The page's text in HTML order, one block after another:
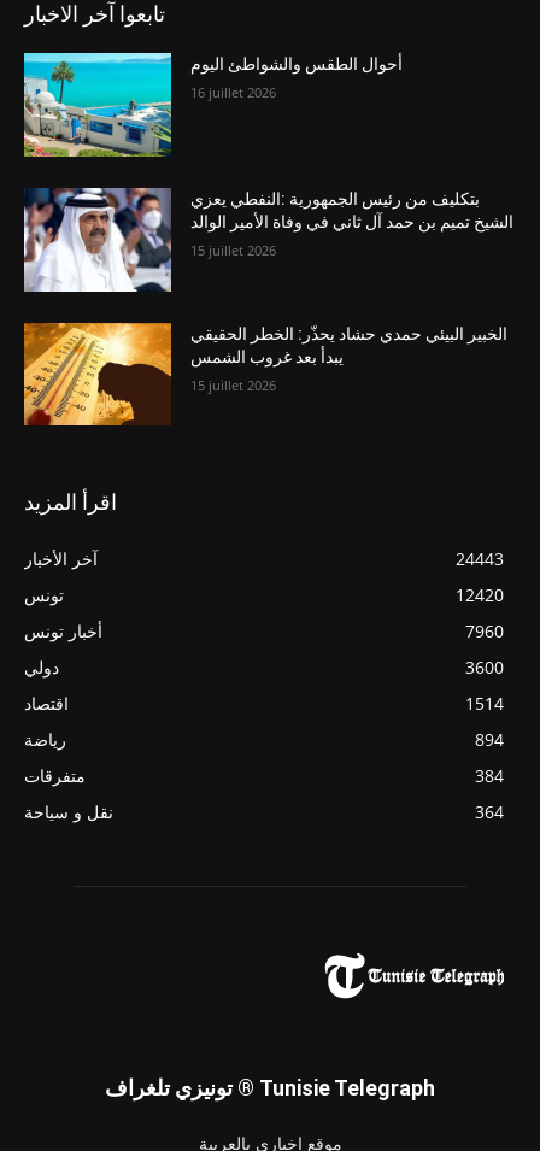
تابعوا آخر الاخبار
أحوال الطقس والشواطئ اليوم
16 juillet 2026
بتكليف من رئيس الجمهورية :النفطي يعزي
الشيخ تميم بن حمد آل ثاني في وفاة الأمير الوالد
15 juillet 2026
الخبير البيئي حمدي حشاد يحذّر: الخطر الحقيقي
يبدأ بعد غروب الشمس
15 juillet 2026
اقرأ المزيد
آخر الأخبار
24443
تونس
12420
أخبار تونس
7960
دولي
3600
اقتصاد
1514
رياضة
894
متفرقات
384
نقل و سياحة
364
تونيزي تلغراف ® Tunisie Telegraph
موقع إخباري بالعربية